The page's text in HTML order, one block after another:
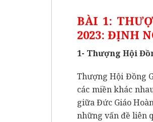
BÀI 1:
2023: ĐỊNH
1- Thượng Hội
Thượng Hội Đồng
các miền khác
giữa Đức Giáo
những vấn đề liên